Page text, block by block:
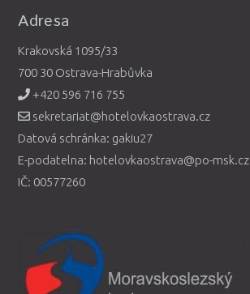
Adresa
Krakovská 1095/33
700 30 Ostrava-Hrabůvka
+420 596 716 755
sekretariat@hotelovkaostrava.cz
Datová schránka: gakiu27
E-podatelna: hotelovkaostrava@po-msk.cz
IČ: 00577260